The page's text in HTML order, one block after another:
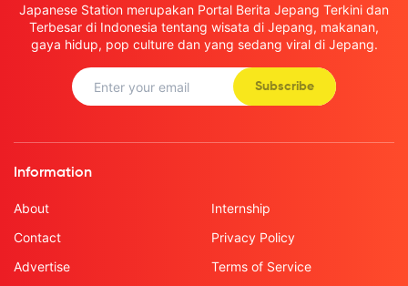
Japanese Station merupakan Portal Berita Jepang Terkini dan
Terbesar di Indonesia tentang wisata di Jepang, makanan,
gaya hidup, pop culture dan yang sedang viral di Jepang.
Subscribe
Information
About
Contact
Advertise
Internship
Privacy Policy
Terms of Service